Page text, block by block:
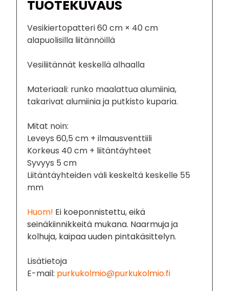
TUOTEKUVAUS
Vesikiertopatteri 60 cm × 40 cm
alapuolisilla liitännöillä
Vesiliitännät keskellä alhaalla
Materiaali: runko maalattua alumiinia,
takarivat alumiinia ja putkisto kuparia.
Mitat noin:
Leveys 60,5 cm + ilmausventtiili
Korkeus 40 cm + liitäntäyhteet
Syvyys 5 cm
Liitäntäyhteiden väli keskeltä keskelle 55
mm
Huom! Ei koeponnistettu, eikä
seinäkiinnikkeitä mukana. Naarmuja ja
kolhuja, kaipaa uuden pintakäsittelyn.
Lisätietoja
E-mail: purkukolmio@purkukolmio.fi